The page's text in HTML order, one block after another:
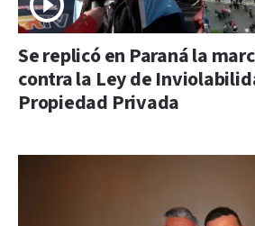
Se replicó en Paraná la
contra la Ley de
Propiedad Privada